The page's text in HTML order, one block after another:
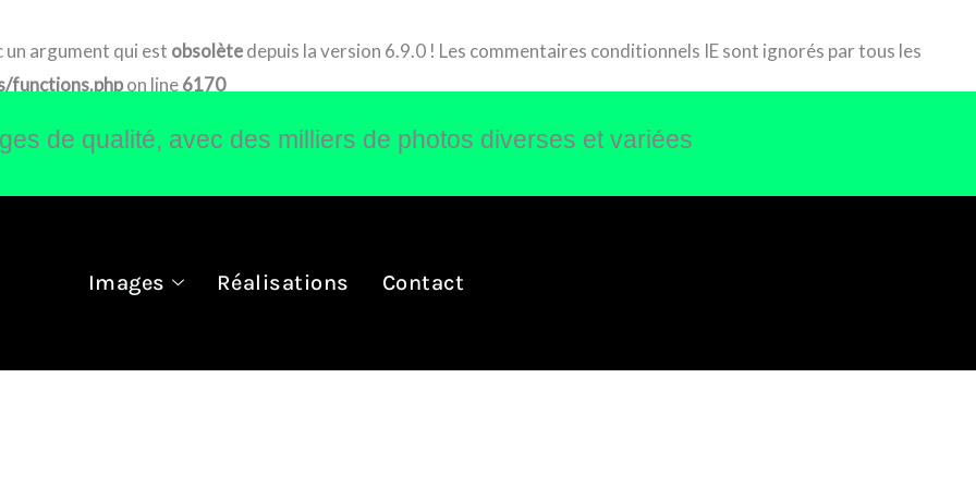
un argument qui est obsolètedepuis la version 6.9.0 ! Les commentaires conditionnels IE sont ignorés par tous les
functions.phpon line6170
de qualité, avec des milliers de photos diverses et variées
Images Réalisations Contact